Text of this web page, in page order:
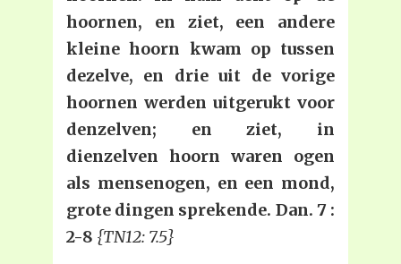
hoornen, en ziet, een andere
kleine hoorn kwam op tussen
dezelve, en drie uit de vorige
hoornen werden uitgerukt voor
denzelven; en ziet, in
dienzelven hoorn waren ogen
als mensenogen, en een mond,
grote dingen sprekende. Dan. 7 :
2-8 {TN12: 7.5}